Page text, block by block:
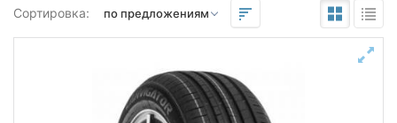
Сортировка:
Подбор по параметрам
195